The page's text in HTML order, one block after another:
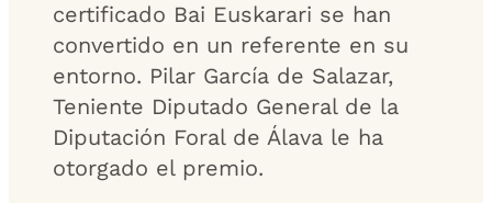
certificado Bai Euskarari se han
convertido en un referente en su
entorno. Pilar García de Salazar,
Teniente Diputado General de la
Diputación Foral de Álava le ha
otorgado el premio.